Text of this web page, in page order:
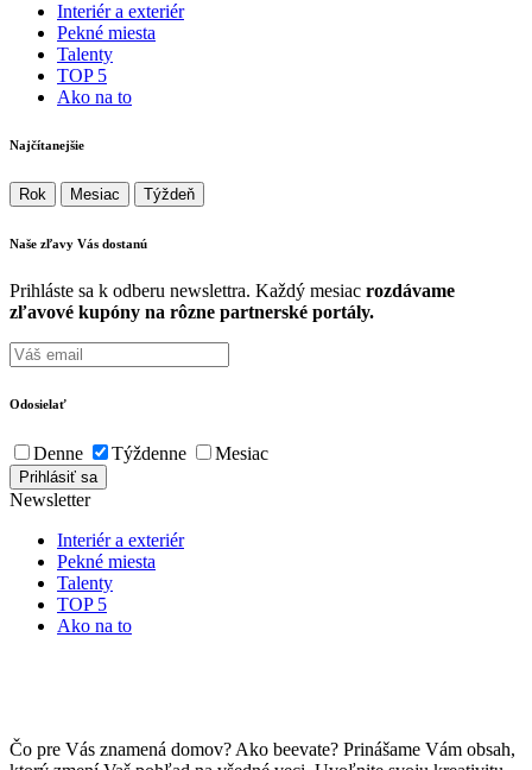
Interiér a exteriér
Pekné miesta
Talenty
TOP 5
Ako na to
Najčítanejšie
Rok Mesiac Týždeň
Naše zľavy Vás dostanú
Prihláste sa k odberu newslettra. Každý mesiac rozdávame
zľavové kupóny na rôzne partnerské portály.
Odosielať
Denne Týždenne Mesiac
Newsletter
Interiér a exteriér
Pekné miesta
Talenty
TOP 5
Ako na to
Čo pre Vás znamená domov? Ako beevate? Prinášame Vám obsah,